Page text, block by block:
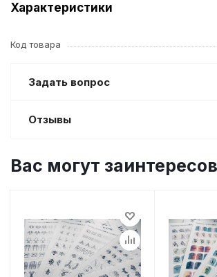
Характеристики
Код товара
Задать вопрос
Отзывы
Вас могут